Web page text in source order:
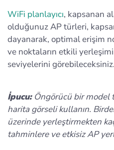
WiFi planlayıcı, kapsanan
olduğunuz AP türleri,
dayanarak, optimal erişim
ve noktaların etkili
seviyelerini görebileceksiniz.
İpucu:Öngörücü bir model
harita görseli kullanın.
üzerinde yerleştirmekten
tahminlere ve etkisiz AP